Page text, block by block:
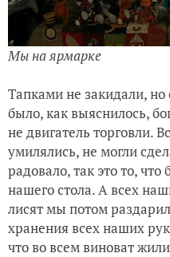
Мы на ярмарке
Тапками не закидали,
было, как выяснилось,
не двигатель торговли.
умилялись, не могли
радовало, так это то,
нашего стола. А всех
лисят мы потом
хранения всех наших
что во всем виноват